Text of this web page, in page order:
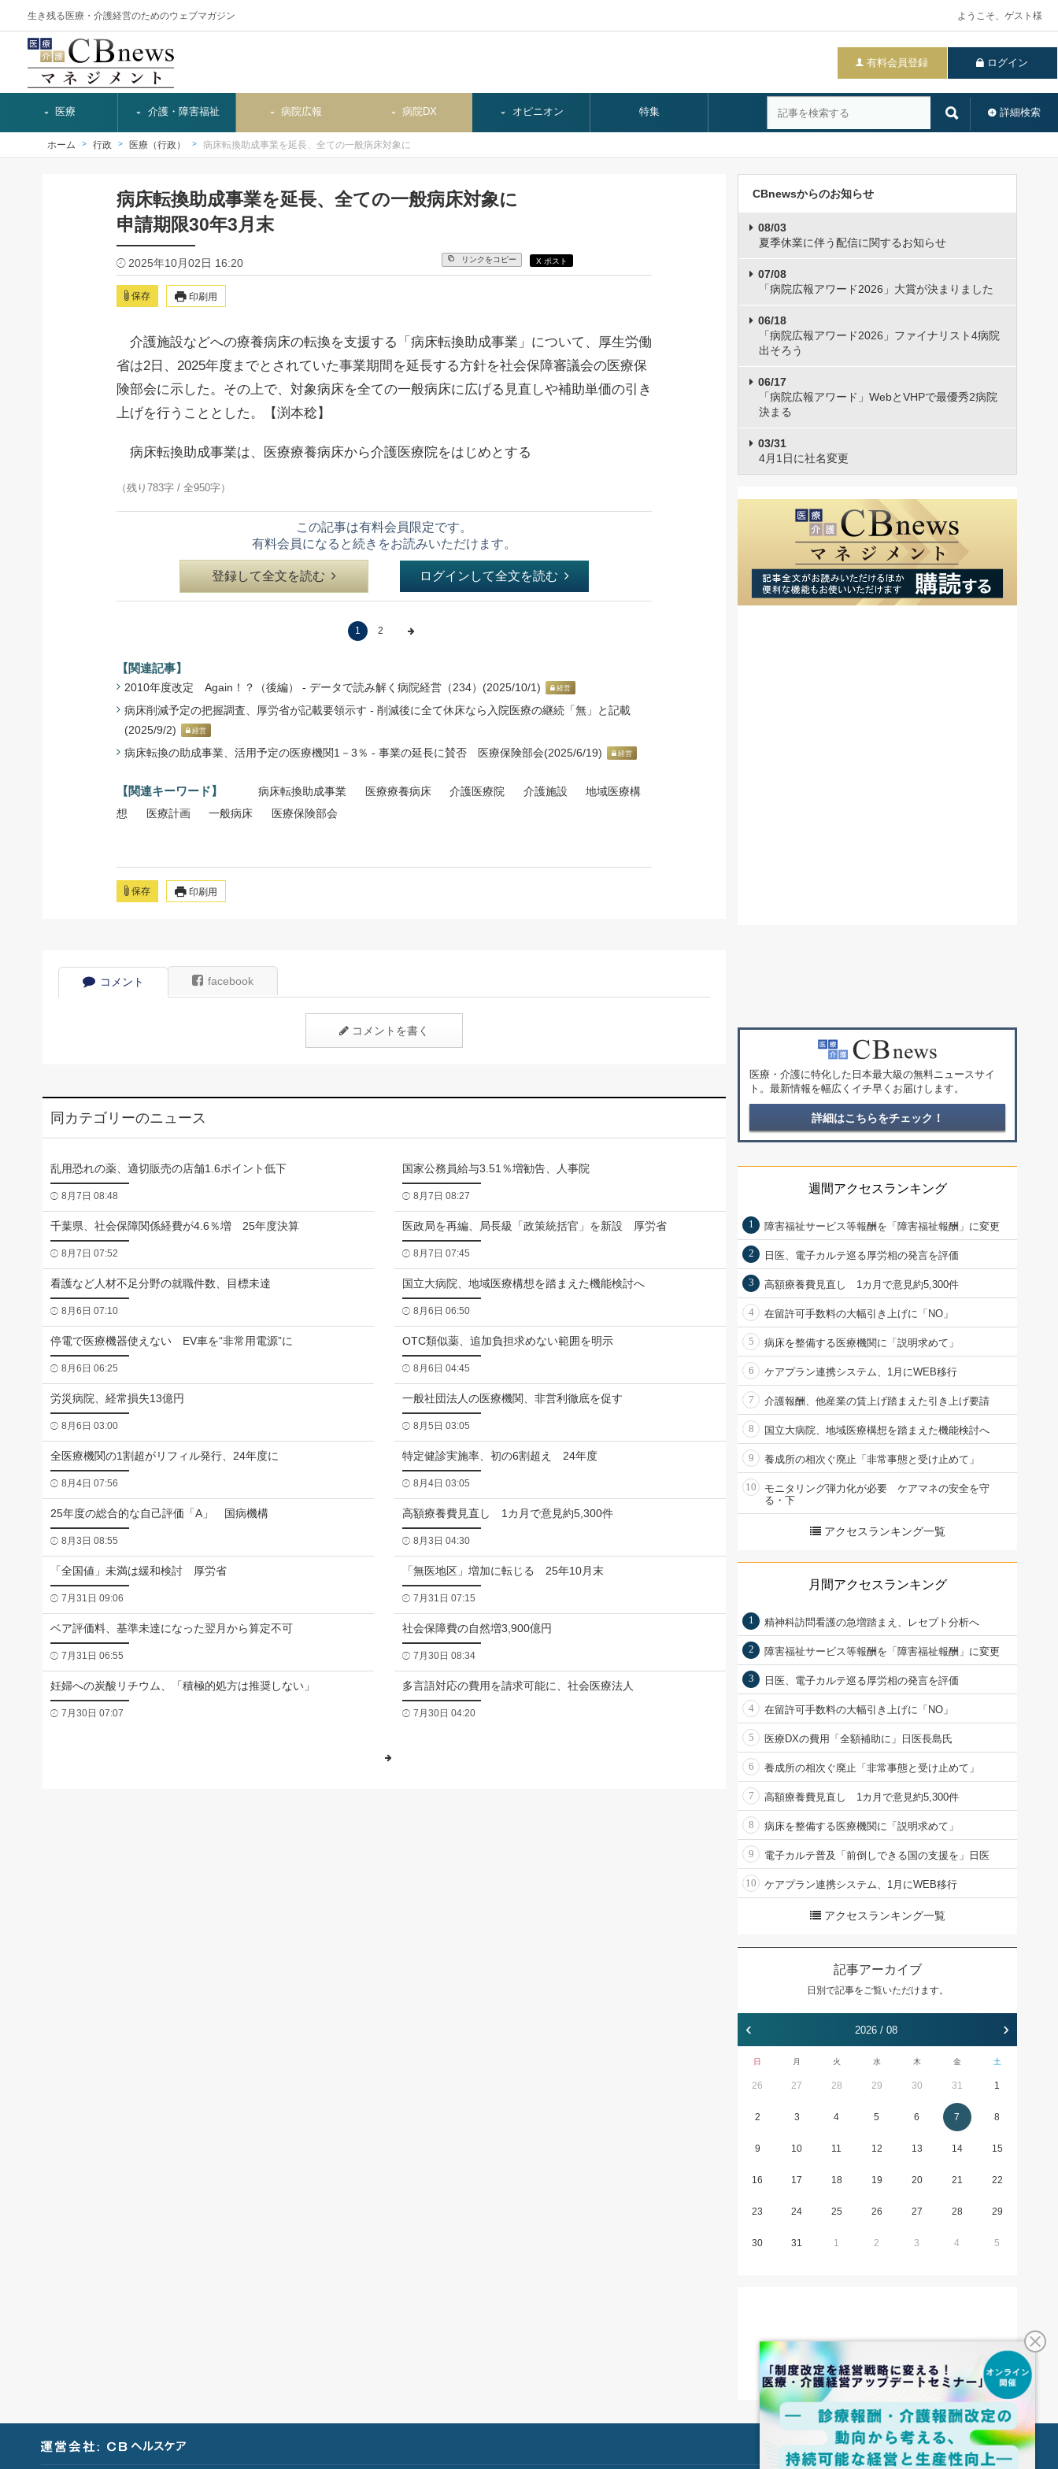
生き残る医療・介護経営のためのウェブマガジン ようこそ、ゲスト様
有料会員登録 ログイン
詳細検索
医療 介護・障害福祉 病院広報 病院DX オピニオン 特集
ホーム 行政 医療（行政） 病床転換助成事業を延長、全ての一般病床対象に
病床転換助成事業を延長、全ての一般病床対象に
申請期限30年3月末
2025年10月02日 16:20 リンクをコピー X ポスト
保存 印刷用
介護施設などへの療養病床の転換を支援する「病床転換助成事業」について、厚生労働
省は2日、2025年度までとされていた事業期間を延長する方針を社会保障審議会の医療保
険部会に示した。その上で、対象病床を全ての一般病床に広げる見直しや補助単価の引き
上げを行うこととした。【渕本稔】
病床転換助成事業は、医療療養病床から介護医療院をはじめとする
（残り783字 / 全950字）
この記事は有料会員限定です。
有料会員になると続きをお読みいただけます。
登録して全文を読む ログインして全文を読む
1 2
【関連記事】
2010年度改定 Again！？（後編） - データで読み解く病院経営（234）(2025/10/1) 経営
病床削減予定の把握調査、厚労省が記載要領示す - 削減後に全て休床なら入院医療の継続「無」と記載
(2025/9/2)
経営
病床転換の助成事業、活用予定の医療機関1－3％ - 事業の延長に賛否 医療保険部会(2025/6/19) 経営
【関連キーワード】 病床転換助成事業 医療療養病床 介護医療院 介護施設
地域医療構
想
医療計画 一般病床 医療保険部会
保存 印刷用
コメント facebook
コメントを書く
同カテゴリーのニュース
乱用恐れの薬、適切販売の店舗1.6ポイント低下
8月7日 08:48
国家公務員給与3.51％増勧告、人事院
8月7日 08:27
千葉県、社会保障関係経費が4.6％増 25年度決算
8月7日 07:52
医政局を再編、局長級「政策統括官」を新設 厚労省
8月7日 07:45
看護など人材不足分野の就職件数、目標未達
8月6日 07:10
国立大病院、地域医療構想を踏まえた機能検討へ
8月6日 06:50
停電で医療機器使えない EV車を“非常用電源”に
8月6日 06:25
OTC類似薬、追加負担求めない範囲を明示
8月6日 04:45
労災病院、経常損失13億円
8月6日 03:00
一般社団法人の医療機関、非営利徹底を促す
8月5日 03:05
全医療機関の1割超がリフィル発行、24年度に
8月4日 07:56
特定健診実施率、初の6割超え 24年度
8月4日 03:05
25年度の総合的な自己評価「A」 国病機構
8月3日 08:55
高額療養費見直し 1カ月で意見約5,300件
8月3日 04:30
「全国値」未満は緩和検討 厚労省
7月31日 09:06
「無医地区」増加に転じる 25年10月末
7月31日 07:15
ベア評価料、基準未達になった翌月から算定不可
7月31日 06:55
社会保障費の自然増3,900億円
7月30日 08:34
妊婦への炭酸リチウム、「積極的処方は推奨しない」
7月30日 07:07
多言語対応の費用を請求可能に、社会医療法人
7月30日 04:20
CBnewsからのお知らせ
08/03
夏季休業に伴う配信に関するお知らせ
07/08
「病院広報アワード2026」大賞が決まりました
06/18
「病院広報アワード2026」ファイナリスト4病院
出そろう
06/17
「病院広報アワード」WebとVHPで最優秀2病院
決まる
03/31
4月1日に社名変更
医療・介護に特化した日本最大級の無料ニュースサイ
ト。最新情報を幅広くイチ早くお届けします。
詳細はこちらをチェック！
週間アクセスランキング
1 障害福祉サービス等報酬を「障害福祉報酬」に変更
2 日医、電子カルテ巡る厚労相の発言を評価
3 高額療養費見直し 1カ月で意見約5,300件
4 在留許可手数料の大幅引き上げに「NO」
5 病床を整備する医療機関に「説明求めて」
6 ケアプラン連携システム、1月にWEB移行
7 介護報酬、他産業の賃上げ踏まえた引き上げ要請
8 国立大病院、地域医療構想を踏まえた機能検討へ
9 養成所の相次ぐ廃止「非常事態と受け止めて」
10
モニタリング弾力化が必要 ケアマネの安全を守
る・下
アクセスランキング一覧
月間アクセスランキング
1 精神科訪問看護の急増踏まえ、レセプト分析へ
2 障害福祉サービス等報酬を「障害福祉報酬」に変更
3 日医、電子カルテ巡る厚労相の発言を評価
4 在留許可手数料の大幅引き上げに「NO」
5 医療DXの費用「全額補助に」日医長島氏
6 養成所の相次ぐ廃止「非常事態と受け止めて」
7 高額療養費見直し 1カ月で意見約5,300件
8 病床を整備する医療機関に「説明求めて」
9 電子カルテ普及「前倒しできる国の支援を」日医
10 ケアプラン連携システム、1月にWEB移行
アクセスランキング一覧
記事アーカイブ
日別で記事をご覧いただけます。
‹ 2026 / 08 ›
日 月 火 水 木 金 土
26 27 28 29 30 31 1
2 3 4 5 6 7 8
9 10 11 12 13 14 15
16 17 18 19 20 21 22
23 24 25 26 27 28 29
30 31 1 2 3 4 5